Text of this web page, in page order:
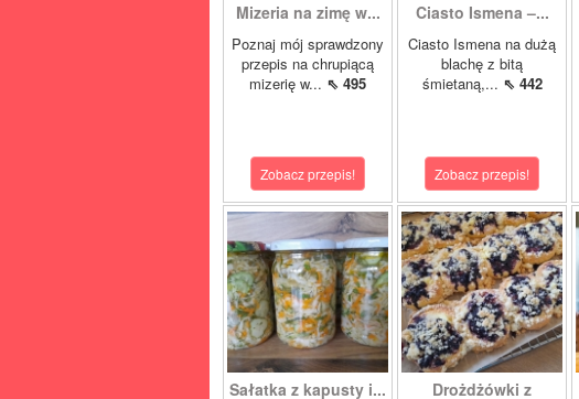
Mizeria na zimę w...
Poznaj mój sprawdzony
przepis na chrupiącą
mizerię w... ⇖ 495
Zobacz przepis!
Ciasto Ismena –...
Ciasto Ismena na dużą
blachę z bitą
śmietaną,... ⇖ 442
Zobacz przepis!
Sałatka z kapusty i... Drożdżówki z